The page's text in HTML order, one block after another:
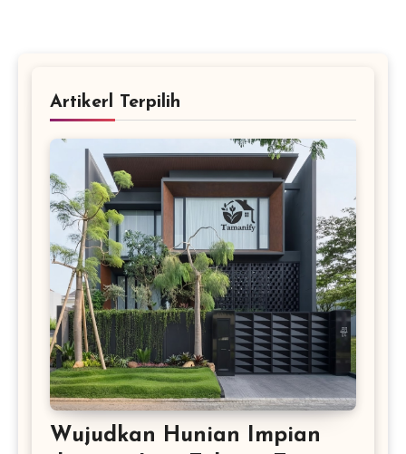
Artikerl Terpilih
Wujudkan Hunian Impian